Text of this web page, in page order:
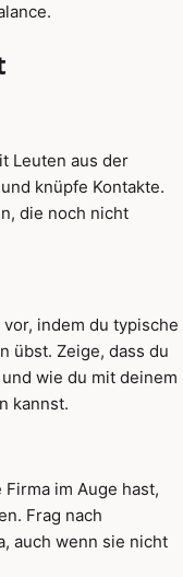
Leuten aus der
knüpfe Kontakte.
die noch nicht
indem du typische
übst. Zeige, dass du
wie du mit deinem
kannst.
im Auge hast,
Frag nach
auch wenn sie nicht